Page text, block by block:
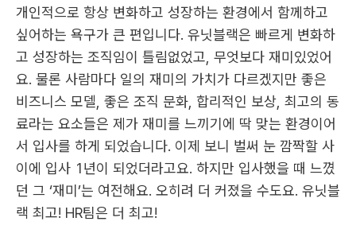
개인적으로 항상 변화하고 성장하는 환경에서 함께하고
싶어하는 욕구가 큰 편입니다. 유닛블랙은 빠르게 변화하
고 성장하는 조직임이 틀림없었고, 무엇보다 재미있었어
요. 물론 사람마다 일의 재미의 가치가 다르겠지만 좋은
비즈니스 모델, 좋은 조직 문화, 합리적인 보상, 최고의 동
료라는 요소들은 제가 재미를 느끼기에 딱 맞는 환경이어
서 입사를 하게 되었습니다. 이제 보니 벌써 눈 깜짝할 사
이에 입사 1년이 되었더라고요. 하지만 입사했을 때 느꼈
던 그 ‘재미’는 여전해요. 오히려 더 커졌을 수도요. 유닛블
랙 최고! HR팀은 더 최고!